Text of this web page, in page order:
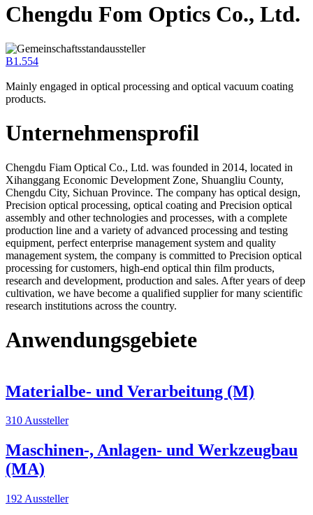
Chengdu Fom Optics Co., Ltd.
B1.554
Mainly engaged in optical processing and optical vacuum coating
products.
Unternehmensprofil
Chengdu Fiam Optical Co., Ltd. was founded in 2014, located in
Xihanggang Economic Development Zone, Shuangliu County,
Chengdu City, Sichuan Province. The company has optical design,
Precision optical processing, optical coating and Precision optical
assembly and other technologies and processes, with a complete
production line and a variety of advanced processing and testing
equipment, perfect enterprise management system and quality
management system, the company is committed to Precision optical
processing for customers, high-end optical thin film products,
research and development, production and sales. After years of deep
cultivation, we have become a qualified supplier for many scientific
research institutions across the country.
Anwendungsgebiete
Materialbe- und Verarbeitung (M)
310 Aussteller
Maschinen-, Anlagen- und Werkzeugbau
(MA)
192 Aussteller